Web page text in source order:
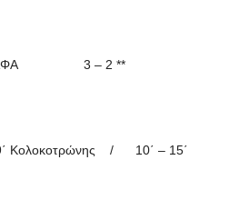
3 – 2 **
Κολοκοτρώνης / 10΄ – 15΄